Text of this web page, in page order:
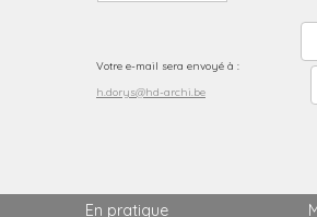
Votre e-mail sera envoyé à :
h.dorys@hd-archi.be
En pratique